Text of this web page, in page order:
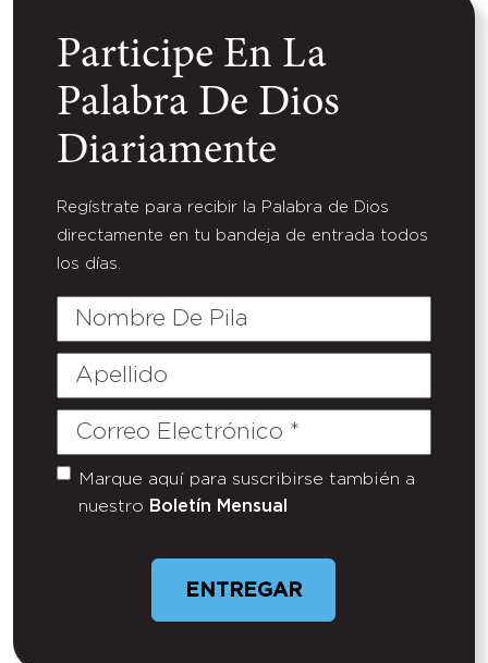
Participe En La
Palabra De Dios
Diariamente
Regístrate para recibir la Palabra de Dios
directamente en tu bandeja de entrada todos
los días.
Nombre
Pila
Apellido
Correo
Untitled
Marque aquí para suscribirse también a
nuestro Boletín Mensual